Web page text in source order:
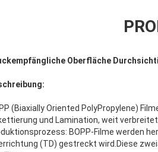
Oberfläche
(Biaxially Oriented PolyPropylene)
und Lamination, weit verbreitet.
BOPP-Filme werden
(TD) gestreckt wird.Diese